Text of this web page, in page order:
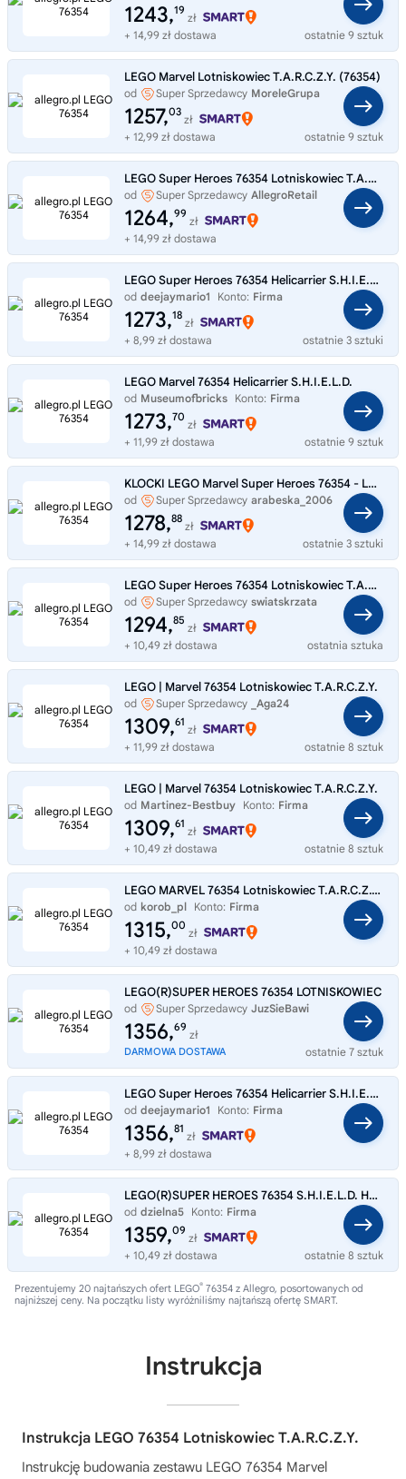
1243,19
zł
+ 14,99 zł dostawa
ostatnie 9 sztuk
LEGO Marvel Lotniskowiec T.A.R.C.Z.Y. (76354)
od Super Sprzedawcy MoreleGrupa
1257,03
zł
+ 12,99 zł dostawa
ostatnie 9 sztuk
LEGO Super Heroes 76354 Lotniskowiec T.A.R.C.Z.Y.
od Super Sprzedawcy AllegroRetail
1264,99
zł
+ 14,99 zł dostawa
LEGO Super Heroes 76354 Helicarrier S.H.I.E.L.D.
od deejaymario1 Konto: Firma
1273,18
zł
+ 8,99 zł dostawa
ostatnie 3 sztuki
LEGO Marvel 76354 Helicarrier S.H.I.E.L.D.
od Museumofbricks Konto: Firma
1273,70
zł
+ 11,99 zł dostawa
ostatnie 9 sztuk
KLOCKI LEGO Marvel Super Heroes 76354 - Lotniskowiec T.A.R.C.Z.Y.
od Super Sprzedawcy arabeska_2006
1278,88
zł
+ 14,99 zł dostawa
ostatnie 3 sztuki
LEGO Super Heroes 76354 Lotniskowiec T.A.R.C.Z.Y.
od Super Sprzedawcy swiatskrzata
1294,85
zł
+ 10,49 zł dostawa
ostatnia sztuka
LEGO | Marvel 76354 Lotniskowiec T.A.R.C.Z.Y.
od Super Sprzedawcy _Aga24
1309,61
zł
+ 11,99 zł dostawa
ostatnie 8 sztuk
LEGO | Marvel 76354 Lotniskowiec T.A.R.C.Z.Y.
od Martinez-Bestbuy Konto: Firma
1309,61
zł
+ 10,49 zł dostawa
ostatnie 8 sztuk
LEGO MARVEL 76354 Lotniskowiec T.A.R.C.Z.Y., zestaw klocków +18 lat
od korob_pl Konto: Firma
1315,00
zł
+ 10,49 zł dostawa
LEGO(R)SUPER HEROES 76354 LOTNISKOWIEC
od Super Sprzedawcy JuzSieBawi
1356,69
zł
DARMOWA DOSTAWA ostatnie 7 sztuk
LEGO Super Heroes 76354 Helicarrier S.H.I.E.L.D.
od deejaymario1 Konto: Firma
1356,81
zł
+ 8,99 zł dostawa
LEGO(R)SUPER HEROES 76354 S.H.I.E.L.D. Helicarrier
od dzielna5 Konto: Firma
1359,09
zł
+ 10,49 zł dostawa
ostatnie 8 sztuk
Prezentujemy 20 najtańszych ofert LEGO® 76354 z Allegro, posortowanych od
najniższej ceny. Na początku listy wyróżniliśmy najtańszą ofertę SMART.
Instrukcja
Instrukcja LEGO 76354 Lotniskowiec T.A.R.C.Z.Y.
Instrukcję budowania zestawu LEGO 76354 Marvel